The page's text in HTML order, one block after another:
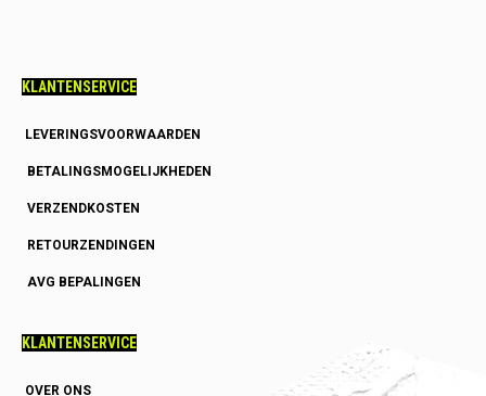
KLANTENSERVICE
LEVERINGSVOORWAARDEN
BETALINGSMOGELIJKHEDEN
VERZENDKOSTEN
RETOURZENDINGEN
AVG BEPALINGEN
KLANTENSERVICE
OVER ONS